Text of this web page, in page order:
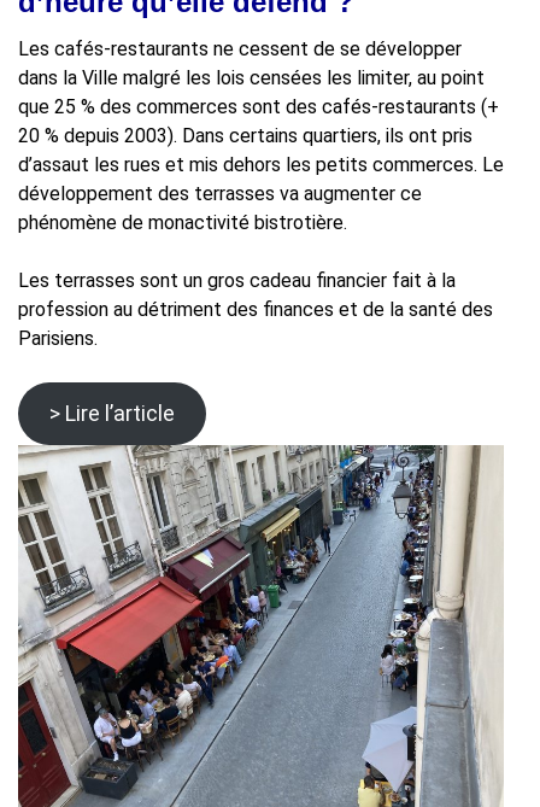
Les cafés-restaurants ne cessent de se développer
dans la Ville malgré les lois censées les limiter, au point
que 25 % des commerces sont des cafés-restaurants (+
20 % depuis 2003). Dans certains quartiers, ils ont pris
d’assaut les rues et mis dehors les petits commerces. Le
développement des terrasses va augmenter ce
phénomène de monactivité bistrotière.
Les terrasses sont un gros cadeau financier fait à la
profession au détriment des finances et de la santé des
Parisiens.
> Lire l’article